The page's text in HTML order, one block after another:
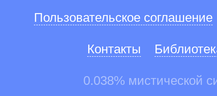
Пользовательское соглашение
Контакты
0.038% мистической